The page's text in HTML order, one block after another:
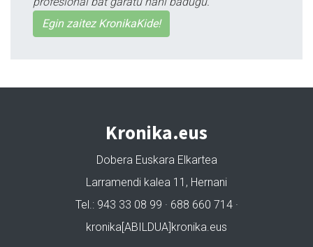
Egin zaitez KronikaKide!
Kronika.eus
Dobera Euskara Elkartea
Larramendi kalea 11, Hernani
Tel.: 943 33 08 99 · 688 660 714 ·
kronika[ABILDUA]kronika.eus